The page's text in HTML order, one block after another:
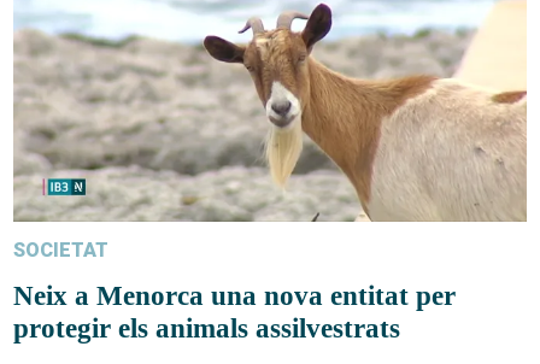
SOCIETAT
Neix a Menorca una nova entitat per
protegir els animals assilvestrats